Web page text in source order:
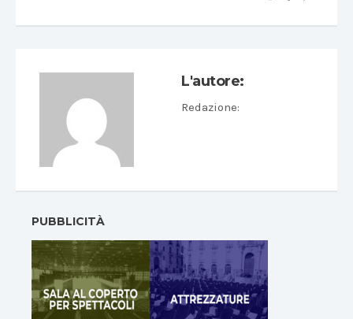
L'autore:
Redazione:
PUBBLICITÀ